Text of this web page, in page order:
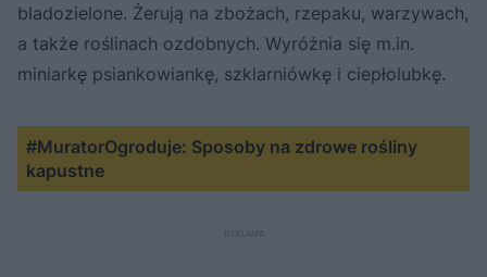
bladozielone. Żerują na zbożach, rzepaku, warzywach,
a także roślinach ozdobnych. Wyróżnia się m.in.
miniarkę psiankowiankę, szklarniówkę i ciepłolubkę.
#MuratorOgroduje: Sposoby na zdrowe rośliny
kapustne